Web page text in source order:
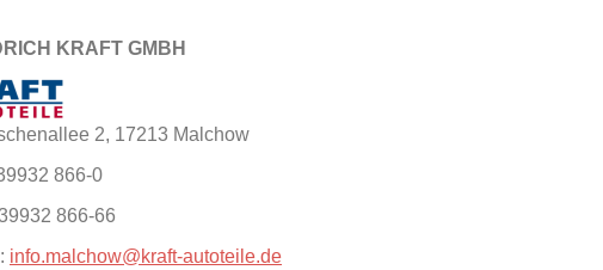
KRAFT GMBH
2, 17213 Malchow
866-0
866-66
info.malchow@kraft-autoteile.de